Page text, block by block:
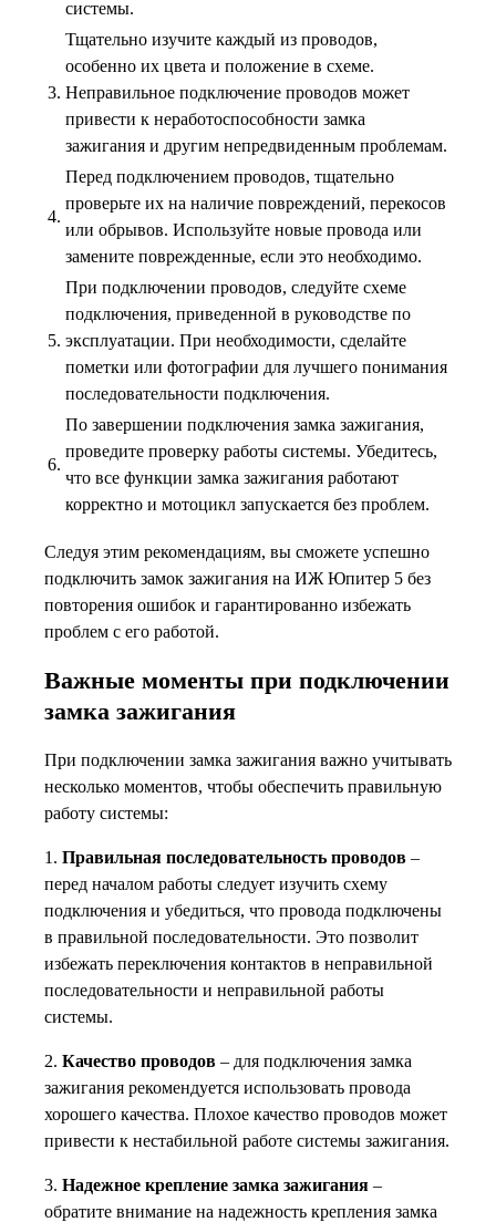
системы.
3.
Тщательно изучите каждый из проводов,
особенно их цвета и положение в схеме.
Неправильное подключение проводов может
привести к неработоспособности замка
зажигания и другим непредвиденным проблемам.
4.
Перед подключением проводов, тщательно
проверьте их на наличие повреждений, перекосов
или обрывов. Используйте новые провода или
замените поврежденные, если это необходимо.
5.
При подключении проводов, следуйте схеме
подключения, приведенной в руководстве по
эксплуатации. При необходимости, сделайте
пометки или фотографии для лучшего понимания
последовательности подключения.
6.
По завершении подключения замка зажигания,
проведите проверку работы системы. Убедитесь,
что все функции замка зажигания работают
корректно и мотоцикл запускается без проблем.
Следуя этим рекомендациям, вы сможете успешно
подключить замок зажигания на ИЖ Юпитер 5 без
повторения ошибок и гарантированно избежать
проблем с его работой.
Важные моменты при подключении
замка зажигания
При подключении замка зажигания важно учитывать
несколько моментов, чтобы обеспечить правильную
работу системы:
1. Правильная последовательность проводов –
перед началом работы следует изучить схему
подключения и убедиться, что провода подключены
в правильной последовательности. Это позволит
избежать переключения контактов в неправильной
последовательности и неправильной работы
системы.
2. Качество проводов – для подключения замка
зажигания рекомендуется использовать провода
хорошего качества. Плохое качество проводов может
привести к нестабильной работе системы зажигания.
3. Надежное крепление замка зажигания –
обратите внимание на надежность крепления замка